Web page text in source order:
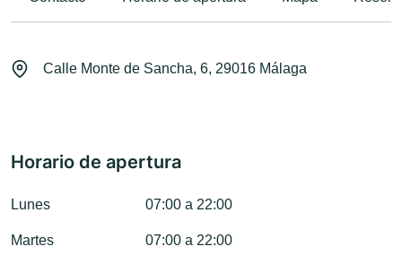
Calle Monte de Sancha, 6, 29016 Málaga
Horario de apertura
Lunes 07:00 a 22:00
Martes 07:00 a 22:00